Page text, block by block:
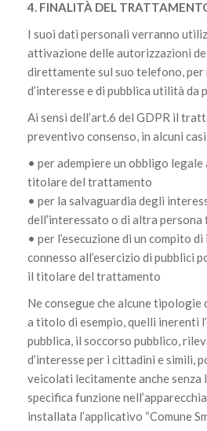
4. FINALITÀ DEL
I suoi dati personali verranno
attivazione delle autorizzazioni
direttamente sul suo telefono, per
d’interesse e di pubblica utilità da
Ai sensi dell’art.6 del GDPR il
preventivo consenso, in alcuni
• per adempiere un obbligo
titolare del trattamento
• per la salvaguardia degli
dell’interessato o di altra persona
• per l’esecuzione di un compito
connesso all’esercizio di pubblici
il titolare del trattamento
Ne consegue che alcune tipologie
a titolo di esempio, quelli inerenti
pubblica, il soccorso pubblico,
d’interesse per i cittadini e simili,
veicolati lecitamente anche senza
specifica funzione
installata l’applicativo “Comune